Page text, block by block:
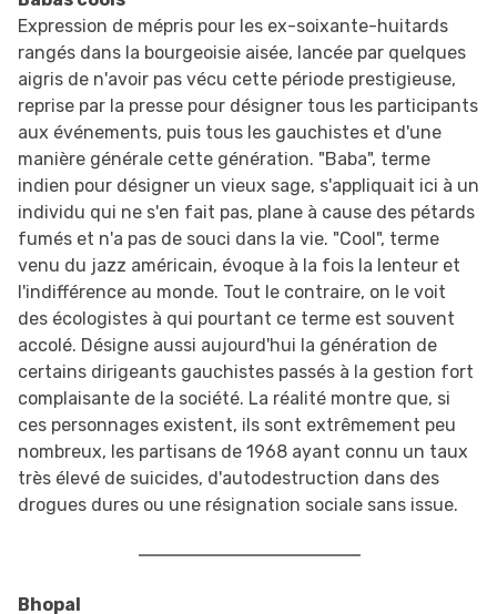
Expression de mépris pour les ex-soixante-huitards
rangés dans la bourgeoisie aisée, lancée par quelques
aigris de n'avoir pas vécu cette période prestigieuse,
reprise par la presse pour désigner tous les participants
aux événements, puis tous les gauchistes et d'une
manière générale cette génération. "Baba", terme
indien pour désigner un vieux sage, s'appliquait ici à un
individu qui ne s'en fait pas, plane à cause des pétards
fumés et n'a pas de souci dans la vie. "Cool", terme
venu du jazz américain, évoque à la fois la lenteur et
l'indifférence au monde. Tout le contraire, on le voit
des écologistes à qui pourtant ce terme est souvent
accolé. Désigne aussi aujourd'hui la génération de
certains dirigeants gauchistes passés à la gestion fort
complaisante de la société. La réalité montre que, si
ces personnages existent, ils sont extrêmement peu
nombreux, les partisans de 1968 ayant connu un taux
très élevé de suicides, d'autodestruction dans des
drogues dures ou une résignation sociale sans issue.
Bhopal